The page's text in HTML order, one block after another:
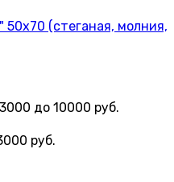
(стеганая, молния,